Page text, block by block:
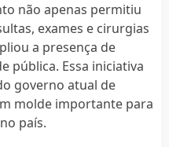
não apenas permitiu
exames e cirurgias
a presença de
pública. Essa iniciativa
governo atual de
molde importante para
país.